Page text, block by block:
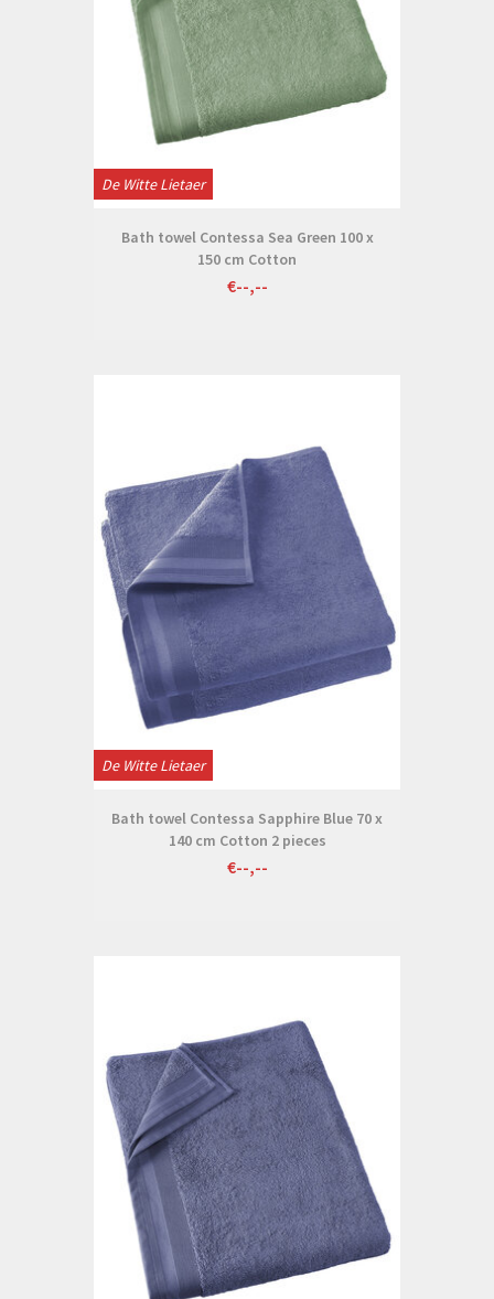
De Witte Lietaer
Bath towel Contessa Sea Green 100 x
150 cm Cotton
€--,--
De Witte Lietaer
Bath towel Contessa Sapphire Blue 70 x
140 cm Cotton 2 pieces
€--,--